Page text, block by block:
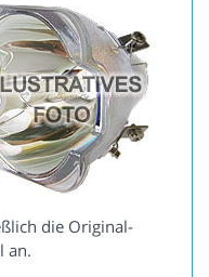
die Original-
an.